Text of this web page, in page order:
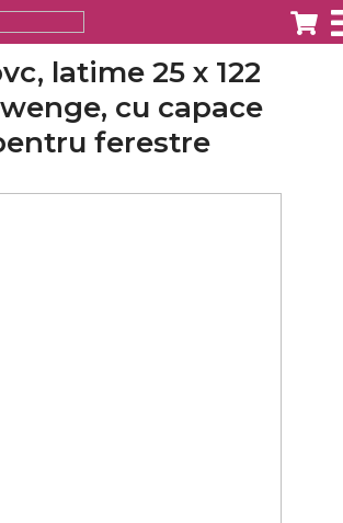
latime 25 x 122
cu capace
ferestre